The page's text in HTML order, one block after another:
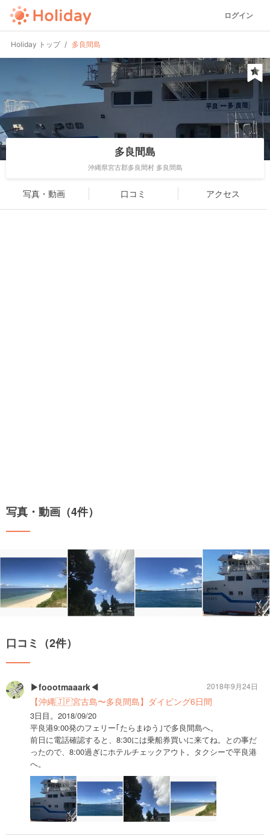
ログイン
Holiday トップ 多良間島
多良間島
沖縄県宮古郡多良間村 多良間島
写真・動画 口コミ アクセス
写真・動画（4件）
口コミ（2件）
▶︎foootmaaark◀︎
【沖縄🇯🇵宮古島〜多良間島】ダイビング6日間
3日目。2018/09/20
平良港9:00発のフェリー｢たらまゆう｣で多良間島へ。
前日に電話確認すると、8:30には乗船券買いに来てね。との事だ
ったので、8:00過ぎにホテルチェックアウト。タクシーで平良港
へ。
2018年9月24日